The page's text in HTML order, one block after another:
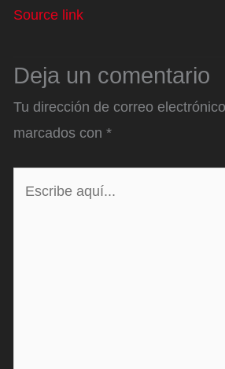
Source link
Deja un comentario
Tu dirección de correo
marcados con *